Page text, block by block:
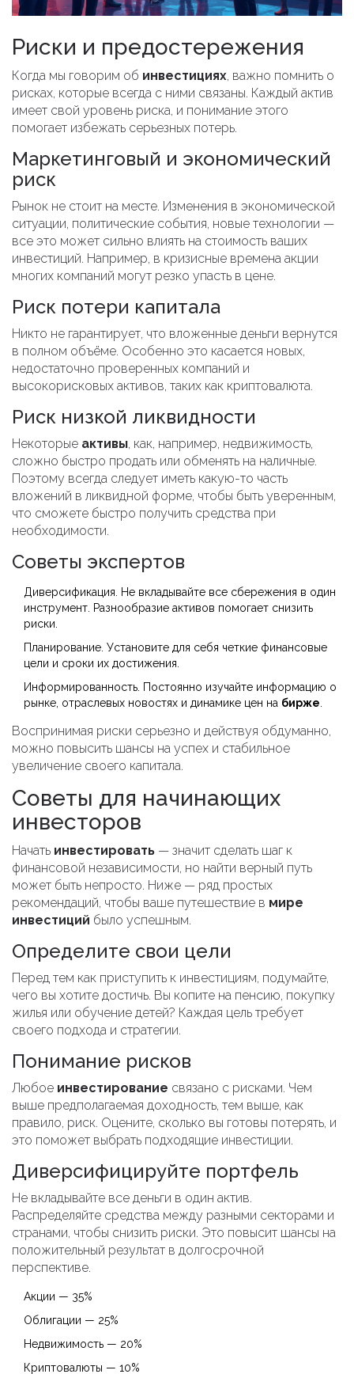
Риски и предостережения
Когда мы говорим об инвестициях, важно помнить о
рисках, которые всегда с ними связаны. Каждый актив
имеет свой уровень риска, и понимание этого
помогает избежать серьезных потерь.
Маркетинговый и экономический
риск
Рынок не стоит на месте. Изменения в экономической
ситуации, политические события, новые технологии —
все это может сильно влиять на стоимость ваших
инвестиций. Например, в кризисные времена акции
многих компаний могут резко упасть в цене.
Риск потери капитала
Никто не гарантирует, что вложенные деньги вернутся
в полном объёме. Особенно это касается новых,
недостаточно проверенных компаний и
высокорисковых активов, таких как криптовалюта.
Риск низкой ликвидности
Некоторые активы, как, например, недвижимость,
сложно быстро продать или обменять на наличные.
Поэтому всегда следует иметь какую-то часть
вложений в ликвидной форме, чтобы быть уверенным,
что сможете быстро получить средства при
необходимости.
Советы экспертов
Диверсификация. Не вкладывайте все сбережения в один
инструмент. Разнообразие активов помогает снизить
риски.
Планирование. Установите для себя четкие финансовые
цели и сроки их достижения.
Информированность. Постоянно изучайте информацию о
рынке, отраслевых новостях и динамике цен на бирже.
Воспринимая риски серьезно и действуя обдуманно,
можно повысить шансы на успех и стабильное
увеличение своего капитала.
Советы для начинающих
инвесторов
Начать инвестировать — значит сделать шаг к
финансовой независимости, но найти верный путь
может быть непросто. Ниже — ряд простых
рекомендаций, чтобы ваше путешествие в мире
инвестиций было успешным.
Определите свои цели
Перед тем как приступить к инвестициям, подумайте,
чего вы хотите достичь. Вы копите на пенсию, покупку
жилья или обучение детей? Каждая цель требует
своего подхода и стратегии.
Понимание рисков
Любое инвестирование связано с рисками. Чем
выше предполагаемая доходность, тем выше, как
правило, риск. Оцените, сколько вы готовы потерять, и
это поможет выбрать подходящие инвестиции.
Диверсифицируйте портфель
Не вкладывайте все деньги в один актив.
Распределяйте средства между разными секторами и
странами, чтобы снизить риски. Это повысит шансы на
положительный результат в долгосрочной
перспективе.
Акции — 35%
Облигации — 25%
Недвижимость — 20%
Криптовалюты — 10%